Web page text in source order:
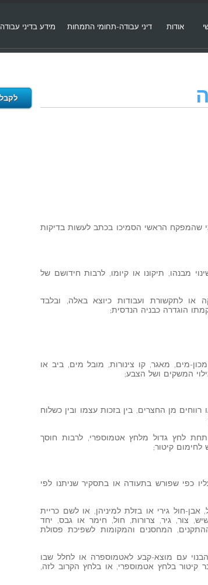
אודות דיני עבודה-תחומי התמחות מידע בדיני עבודה
שהמפקח הראשי הסמיכו בכתב לעשות בדיקות
מבנהו, תיקונו או קיומו, לרבות חידושם של
או לתקשורת ועבודות כיוצא באלה, ובלבד
הוגדרה כבניה הנדסית;
מים, מאגר, קו צינורות, מובל מים, ביב או
המשקים ושל הצבע;
מן החצרים, בין בזכות עצמו ובין כשלוח
לחץ גדול מלחץ אטמוספרי, לרבות חוסך
קיטור;
כפי שפורש בתעודה או בתסקיר שניתנו לפי
חול גירי או בזלת למיניהן, או לשם כריית
צור, גיר, צרורות, חול, חימר או גבס, יחד
המחסנים והמקומות לשפיכת פסולת
הבנוי עם מוצא-קבע לאטמוספרה או לחלל שבו
קיטור בלחץ אטמוספרי, או בלחץ הקרוב לזה,